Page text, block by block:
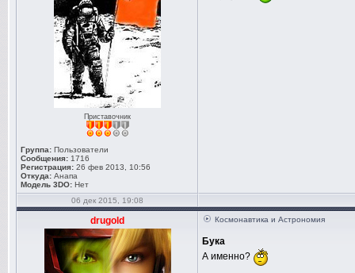
Приставочник
Группа: Пользователи
Сообщения: 1716
Регистрация: 26 фев 2013, 10:56
Откуда: Анапа
Модель 3DO: Нет
06 дек 2015, 19:08
drugold Космонавтика и Астрономия
Бука
А именно?